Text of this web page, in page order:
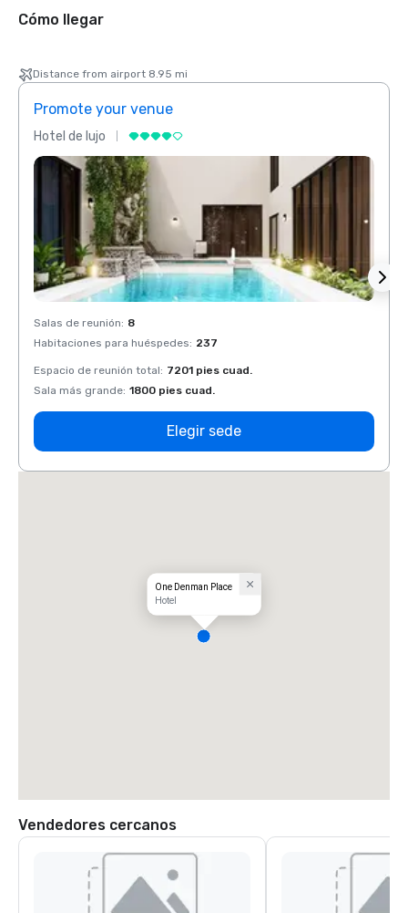
Cómo llegar
Distance from airport 8.95 mi
Promote your venue
Hotel de lujo
Salas de reunión: 8
Habitaciones para huéspedes: 237
Espacio de reunión total: 7201 pies cuad.
Sala más grande: 1800 pies cuad.
Elegir sede
One Denman Place
Hotel
Vendedores cercanos